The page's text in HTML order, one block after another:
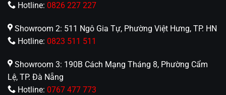
Hotline: 0826 227 227
Showroom 2: 511 Ngô Gia Tự, Phường Việt Hưng, TP. HN
Hotline: 0823 511 511
Showroom 3: 190B Cách Mạng Tháng 8, Phường Cẩm
Lệ, TP. Đà Nẵng
Hotline: 0767 477 773